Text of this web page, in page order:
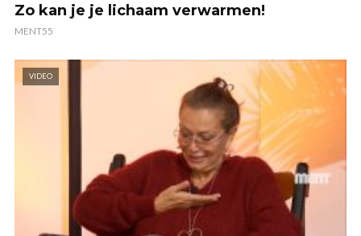
Zo kan je je lichaam verwarmen!
MENT55
VIDEO